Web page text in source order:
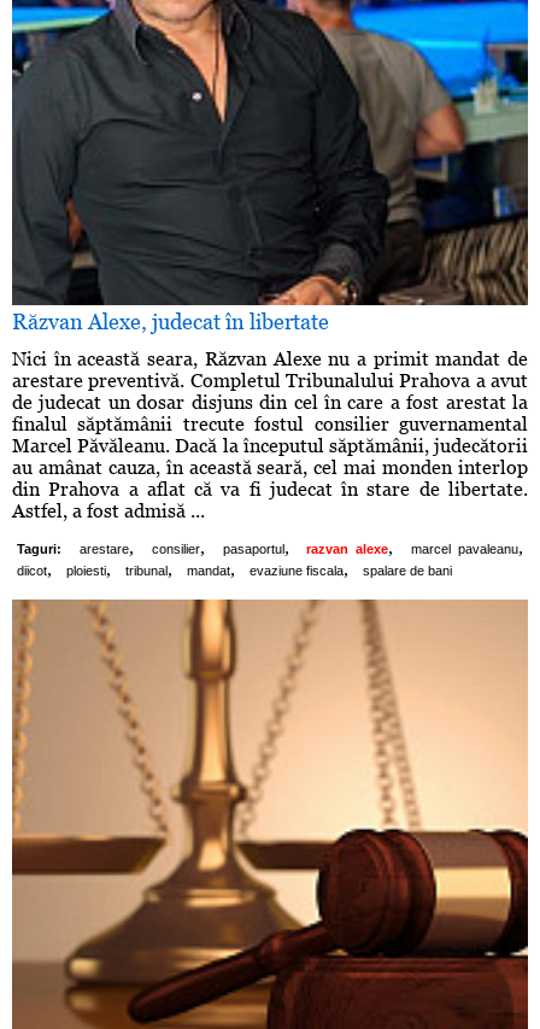
Răzvan Alexe, judecat în libertate
Nici în această seara, Răzvan Alexe nu a primit mandat de
arestare preventivă. Completul Tribunalului Prahova a avut
de judecat un dosar disjuns din cel în care a fost arestat la
finalul săptămânii trecute fostul consilier guvernamental
Marcel Păvăleanu. Dacă la începutul săptămânii, judecătorii
au amânat cauza, în această seară, cel mai monden interlop
din Prahova a aflat că va fi judecat în stare de libertate.
Astfel, a fost admisă ...
Taguri: arestare, consilier, pasaportul, razvan alexe, marcel pavaleanu,
diicot, ploiesti, tribunal , mandat, evaziune fiscala, spalare de bani